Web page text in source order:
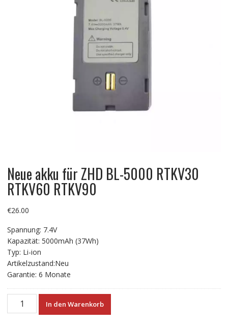
Neue akku für ZHD BL-5000 RTKV30
RTKV60 RTKV90
€26.00
Spannung: 7.4V
Kapazität: 5000mAh (37Wh)
Typ: Li-ion
Artikelzustand:Neu
Garantie: 6 Monate
Neue
In den Warenkorb